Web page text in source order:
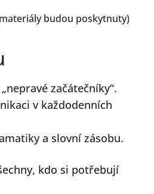
menu
Expand
budou poskytnuty)
začátečníky“.
v každodenních
a slovní zásobu.
kdo si potřebují